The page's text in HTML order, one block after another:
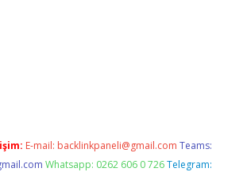
E-mail: backlinkpaneli@gmail.com Teams:
Whatsapp: 0262 606 0 726 Telegram: